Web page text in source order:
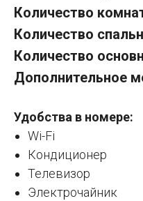
Количество
Количество
Количество
Дополнительное
Удобства в номере:
Wi-Fi
Кондиционер
Телевизор
Электрочайник